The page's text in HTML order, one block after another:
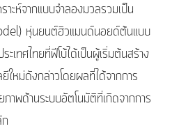
าะห์จากแบบจำลองมวลรวมเป็น
หุ่นยนต์ฮิวแมนด์นอยด์ต้นแบบ
ะเทศไทยที่ฟีโบ้ได้เป็นผู้เริ่มต้นสร้าง
ยีใหม่ดังกล่าวโดยผลที่ได้จากการ
าพด้านระบบอัตโนมัติที่เกิดจากการ